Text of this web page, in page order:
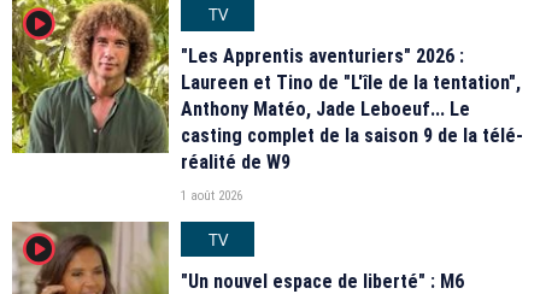
player2
TV
"Les Apprentis aventuriers" 2026 :
Laureen et Tino de "L'île de la tentation",
Anthony Matéo, Jade Leboeuf... Le
casting complet de la saison 9 de la télé-
réalité de W9
1 août 2026
player2
TV
"Un nouvel espace de liberté" : M6